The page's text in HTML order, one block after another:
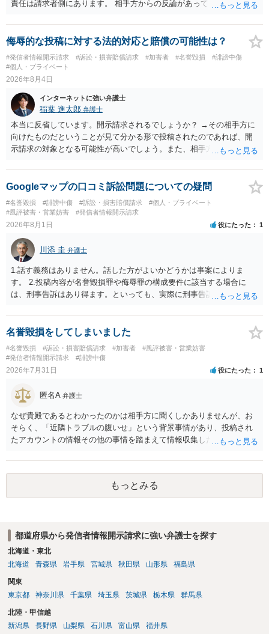
責任は請求者側にあります。 相手方からの反論があっても、裁判官が
方が口頭で反論したのは、仮処分は迅速性が要求されるためです。 書
面での反論となれば、より遅延する可能性がございます。 また、本件
はXのため、APのIPアドレスの保存期間の問題もございます。 開示請
求は法律知識が不可欠ですが、それだけでは足りず、実務を踏まえた
方法を選択することが重要です。
侮辱的な投稿に対する法的対応と賠償の可能性は？
#発信者情報開示請求 #訴訟・損害賠償請求 #加害者 #名誉毀損
#誹謗中傷
#個人・プライベート
2026年8月4日
インターネットに強い弁護士
稲葉 進太郎 弁護士
本当に反省しています。開示請求されるでしょうか？ →その相手方に
向けたものだということが見て分かる形で投稿されたのであれば、開
示請求の対象となる可能性が高いでしょう。また、相手方の投稿した
と存じます。発信者情報開示請求が進むと、投稿に使った回線の契約
者のところに、意見照会がなされます。アカウント情報開示の場合
は、アカウントの登録メールに意見照会がなされます。 また、された
場合賠償金はいくらでしょうか。 →ケースバイケースであり、数万円
から１００万単位まで様々でしょう。裁判外であれば交渉して相手方
Googleマップの口コミ訴訟問題についての疑問
#名誉毀損 #誹謗中傷 #訴訟・損害賠償請求
#個人・プライベート
#風評被害・営業妨害
#発信者情報開示請求
2026年8月1日 役にたった 1
川添 圭 弁護士
1.話す義務はありません。話した方がよいかどうかは事案によりま
す。 2.投稿内容が名誉毀損罪や侮辱罪の構成要件に該当する場合に
は、刑事告訴はあり得ます。といっても、実際に刑事告訴に動くかど
です。Googleは電話番号の開示請求もできることが多いので、少しで
も特定可能になるよう、複数ルートで開示請求が行われることが多い
です。さらにいえば、利用者からの口コミ投稿の場合、開示請求者は
ある程度対象者を特定できている（ただし証拠による裏付けか必要な
ので発信者情報開示請求をする）というケースが比較的多いと思われ
名誉毀損をしてしまいました
#名誉毀損 #訴訟・損害賠償請求 #加害者
#風評被害・営業妨害
#発信者情報開示請求
#誹謗中傷
2026年7月31日 役にたった 1
匿名A 弁護士
なぜ貴殿であるとわかったのかは相手方に聞くしかありませんが、お
そらく、「近隣トラブルの腹いせ」という背景事情があり、投稿され
たアカウントの情報その他の事情を踏まえて情報収集した結果、この
貴殿が投稿した事実を認めてしまったことで「答え合わせ」になって
しまったのではないでしょうか。 相手方の動きについても、相手方次
第ですので何とも言えません。公開の場で回答するには情報が乏し
く、ここで詳細を明らかにすることは事案の特定に繋がってしまうの
もっとみる
都道府県から発信者情報開示請求に強い弁護士を探す
北海道・東北
北海道
青森県 岩手県 宮城県 秋田県 山形県 福島県
関東
東京都
神奈川県 千葉県 埼玉県 茨城県 栃木県 群馬県
北陸・甲信越
新潟県
長野県 山梨県 石川県 富山県 福井県